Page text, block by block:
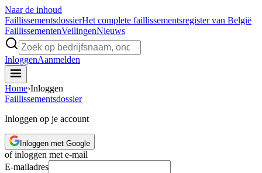
Naar de inhoud
FaillissementsdossierHet complete faillissementsregister van België
FaillissementenVeilingenNieuws
InloggenAanmelden
Home›Inloggen
Faillissementsdossier
Inloggen op je account
Inloggen met Google
of inloggen met e-mail
E-mailadres